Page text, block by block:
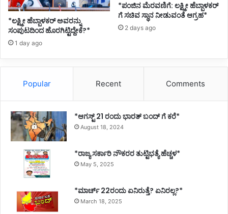
*ಲಕ್ಷ್ಮೀ ಹೆಬ್ಬಾಳಕರ್ ಅವರನ್ನು
ಸಂಪುಟದಿಂದ ಹೊರಗಿಟ್ಟಿದ್ದೇಕೆ?*
1 day ago
*ಪಂಜಿನ ಮೆರವಣಿಗೆ: ಲಕ್ಷ್ಮೀ ಹೆಬ್ಬಾಳಕರ್
ಗೆ ಸಚಿವ ಸ್ಥಾನ ನೀಡುವಂತೆ ಆಗ್ರಹ*
2 days ago
Popular Recent Comments
*ಆಗಸ್ಟ್ 21 ರಂದು ಭಾರತ್‌ ಬಂದ್‌ ಗೆ ಕರೆ*
August 18, 2024
*ರಾಜ್ಯ ಸರ್ಕಾರಿ ನೌಕರರ ತುಟ್ಟಿಭತ್ಯೆ ಹೆಚ್ಚಳ*
May 5, 2025
*ಮಾರ್ಚ್ 22ರಂದು ಏನಿರುತ್ತೆ? ಏನಿರಲ್ಲ?*
March 18, 2025